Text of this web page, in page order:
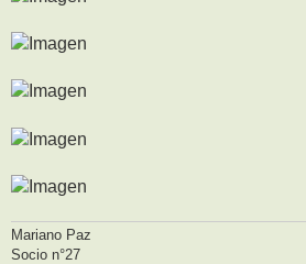
Mariano Paz
Socio n°27